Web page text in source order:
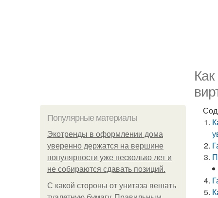
Популярные материалы
Экотренды в оформлении дома
уверенно держатся на вершине
популярности уже несколько лет и
не собираются сдавать позиций.
С какой стороны от унитаза вешать